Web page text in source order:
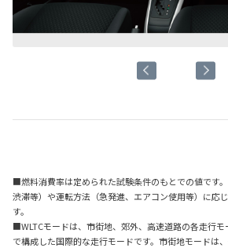
■燃料消費率は定められた試験条件のもとでの値です。
渋滞等）や運転方法（急発進、エアコン使用等）に応
す。
■WLTCモードは、市街地、郊外、高速道路の各走行
で構成した国際的な走行モードです。市街地モードは